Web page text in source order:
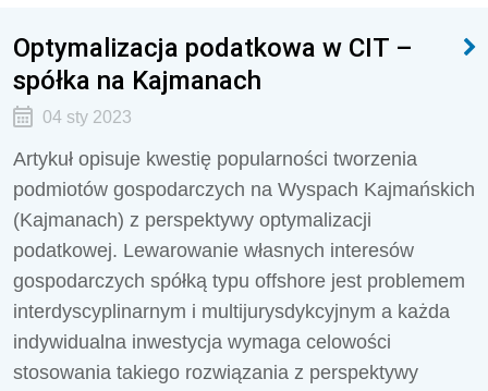
Optymalizacja podatkowa w CIT –
spółka na Kajmanach
04 sty 2023
Artykuł opisuje kwestię popularności tworzenia
podmiotów gospodarczych na Wyspach Kajmańskich
(Kajmanach) z perspektywy optymalizacji
podatkowej. Lewarowanie własnych interesów
gospodarczych spółką typu offshore jest problemem
interdyscyplinarnym i multijurysdykcyjnym a każda
indywidualna inwestycja wymaga celowości
stosowania takiego rozwiązania z perspektywy